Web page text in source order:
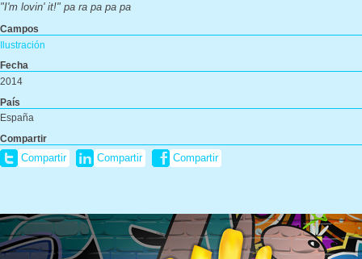
"I'm lovin' it!" pa ra pa pa pa
Campos
Ilustración
Fecha
2014
País
España
Compartir
Compartir Compartir Compartir